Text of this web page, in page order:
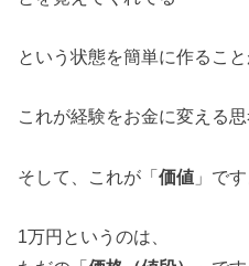
という状態を簡単に作ること
これが経験をお金に変える思
そして、これが「価値 」で
1万円というのは、